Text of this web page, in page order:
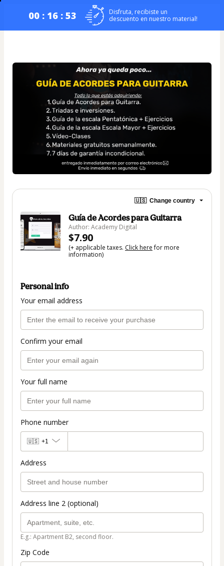
00 : 16 : 53
Disfruta, recibiste un
descuento en nuestro material!
🇺🇸 Change country
Guía de Acordes para Guitarra
Author: Academy Digital
$7.90
(+ applicable taxes. Click herefor more
information)
Personal info
Your email address
Confirm your email
Your full name
Phone number
🇺🇸 +1
Address
Address line 2 (optional)
E.g.: Apartment B2, second floor.
Zip Code